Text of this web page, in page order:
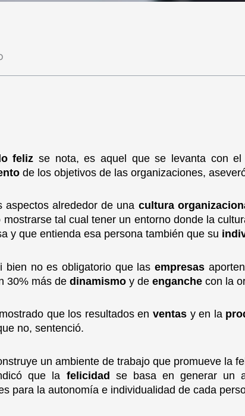
feliz se nota, es aquel que se levanta con
de los objetivos de las organizaciones,
aspectos alrededor de una cultura
mostrarse tal cual tener un entorno donde la
y que entienda esa persona también que su
bien no es obligatorio que lasempresas
30% más de dinamismo y de enganche con la
que los resultados en ventasy en la
no, sentenció.
un ambiente de trabajo que promueve la
que la felicidad se basa en generar un
para la autonomía e individualidad de cada